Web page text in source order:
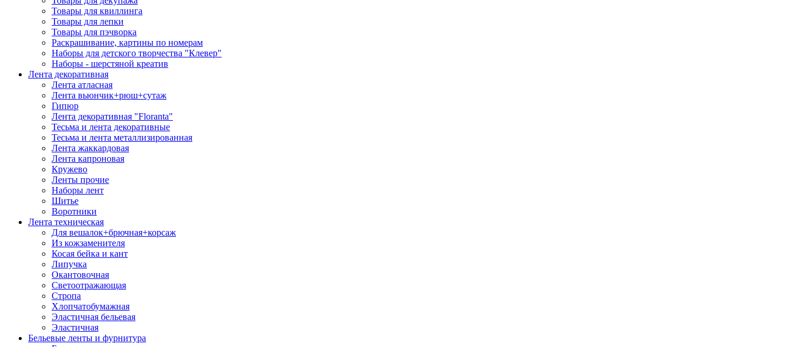
Товары для квиллинга
Товары для лепки
Товары для пэчворка
Раскрашивание, картины по номерам
Наборы для детского творчества "Клевер"
Наборы - шерстяной креатив
Лента декоративная
Лента атласная
Лента вьюнчик+рюш+сутаж
Гипюр
Лента декоративная "Floranta"
Тесьма и лента декоративные
Тесьма и лента металлизированная
Лента жаккардовая
Лента капроновая
Кружево
Ленты прочие
Наборы лент
Шитье
Воротники
Лента техническая
Для вешалок+брючная+корсаж
Из кожзаменителя
Косая бейка и кант
Липучка
Окантовочная
Светоотражающая
Стропа
Хлопчатобумажная
Эластичная бельевая
Эластичная
Бельевые ленты и фурнитура